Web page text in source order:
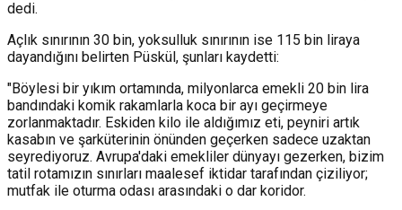
dedi.
Açlık sınırının 30 bin, yoksulluk sınırının ise 115 bin liraya
dayandığını belirten Püskül, şunları kaydetti:
"Böylesi bir yıkım ortamında, milyonlarca emekli 20 bin lira
bandındaki komik rakamlarla koca bir ayı geçirmeye
zorlanmaktadır. Eskiden kilo ile aldığımız eti, peyniri artık
kasabın ve şarküterinin önünden geçerken sadece uzaktan
seyrediyoruz. Avrupa'daki emekliler dünyayı gezerken, bizim
tatil rotamızın sınırları maalesef iktidar tarafından çiziliyor;
mutfak ile oturma odası arasındaki o dar koridor.